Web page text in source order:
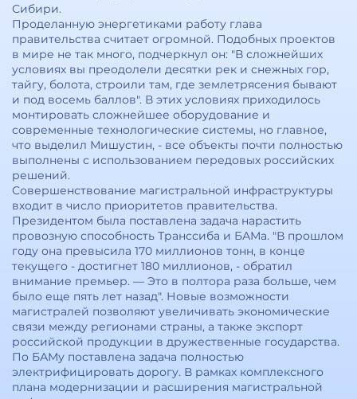
Сибири.
Проделанную энергетиками работу глава
правительства считает огромной. Подобных проектов
в мире не так много, подчеркнул он: "В сложнейших
условиях вы преодолели десятки рек и снежных гор,
тайгу, болота, строили там, где землетрясения бывают
и под восемь баллов". В этих условиях приходилось
монтировать сложнейшее оборудование и
современные технологические системы, но главное,
что выделил Мишустин, - все объекты почти полностью
выполнены с использованием передовых российских
решений.
Совершенствование магистральной инфраструктуры
входит в число приоритетов правительства.
Президентом была поставлена задача нарастить
провозную способность Транссиба и БАМа. "В прошлом
году она превысила 170 миллионов тонн, в конце
текущего - достигнет 180 миллионов, - обратил
внимание премьер. — Это в полтора раза больше, чем
было еще пять лет назад". Новые возможности
магистралей позволяют увеличивать экономические
связи между регионами страны, а также экспорт
российской продукции в дружественные государства.
По БАМу поставлена задача полностью
электрифицировать дорогу. В рамках комплексного
плана модернизации и расширения магистральной